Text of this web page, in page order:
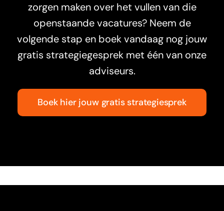
zorgen maken over het vullen van die
openstaande vacatures? Neem de
volgende stap en boek vandaag nog jouw
gratis strategiegesprek met één van onze
adviseurs.
Boek hier jouw gratis strategiesprek